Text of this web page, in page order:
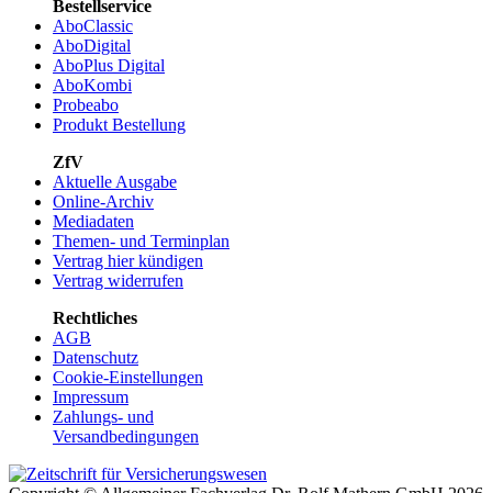
Bestellservice
AboClassic
AboDigital
AboPlus Digital
AboKombi
Probeabo
Produkt Bestellung
ZfV
Aktuelle Ausgabe
Online-Archiv
Mediadaten
Themen- und Terminplan
Vertrag hier kündigen
Vertrag widerrufen
Rechtliches
AGB
Datenschutz
Cookie-Einstellungen
Impressum
Zahlungs- und
Versandbedingungen